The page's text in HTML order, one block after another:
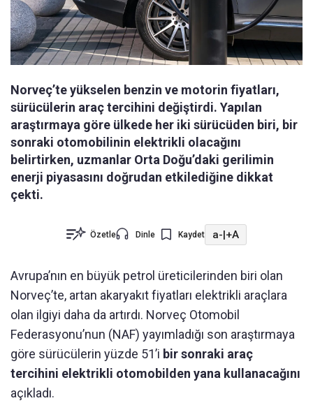
Norveç’te yükselen benzin ve motorin fiyatları,
sürücülerin araç tercihini değiştirdi. Yapılan
araştırmaya göre ülkede her iki sürücüden biri, bir
sonraki otomobilinin elektrikli olacağını
belirtirken, uzmanlar Orta Doğu’daki gerilimin
enerji piyasasını doğrudan etkilediğine dikkat
çekti.
Özetle Dinle Kaydet a-|+A
Avrupa’nın en büyük petrol üreticilerinden biri olan
Norveç’te, artan akaryakıt fiyatları elektrikli araçlara
olan ilgiyi daha da artırdı. Norveç Otomobil
Federasyonu’nun (NAF) yayımladığı son araştırmaya
göre sürücülerin yüzde 51’i bir sonraki araç
tercihini elektrikli otomobilden yana kullanacağını
açıkladı.